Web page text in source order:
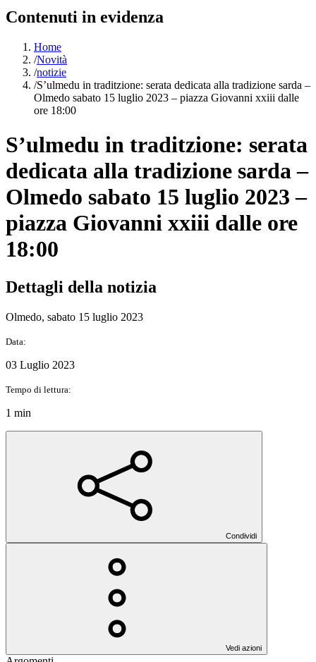
Contenuti in evidenza
Home
/Novità
/notizie
/S’ulmedu in traditzione: serata dedicata alla tradizione sarda –
Olmedo sabato 15 luglio 2023 – piazza Giovanni xxiii dalle
ore 18:00
S’ulmedu in traditzione: serata
dedicata alla tradizione sarda –
Olmedo sabato 15 luglio 2023 –
piazza Giovanni xxiii dalle ore
18:00
Dettagli della notizia
Olmedo, sabato 15 luglio 2023
Data:
03 Luglio 2023
Tempo di lettura:
1 min
Condividi
Vedi azioni